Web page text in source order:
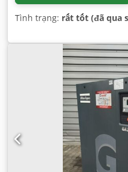
Tình trạng: rất tốt (đã qua